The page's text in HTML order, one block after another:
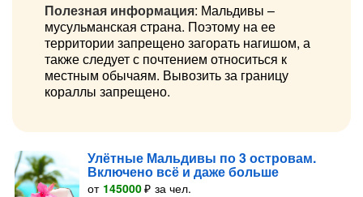
Полезная информация: Мальдивы –
мусульманская страна. Поэтому на ее
территории запрещено загорать нагишом, а
также следует с почтением относиться к
местным обычаям. Вывозить за границу
кораллы запрещено.
Улётные Мальдивы по 3 островам.
Включено всё и даже больше
от 145000₽ за чел.